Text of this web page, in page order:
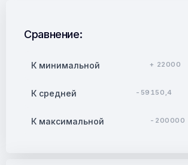
Сравнение:
К минимальной + 22000
К средней -59150,4
К максимальной -200000